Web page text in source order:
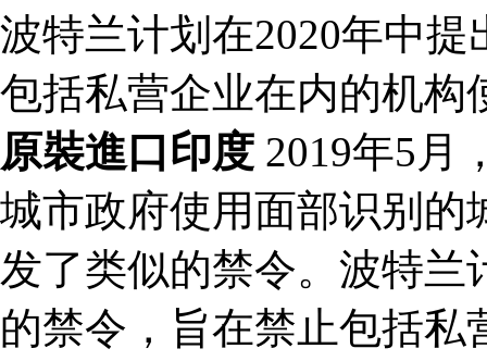
波特兰计划在2020年中
包括私营企业在内的机
原裝進口印度 2019年5月
城市政府使用面部识别的
发了类似的禁令。波特兰
的禁令，旨在禁止包括